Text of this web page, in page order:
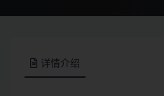
详情介绍